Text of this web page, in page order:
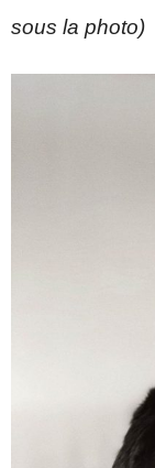
sous la photo)